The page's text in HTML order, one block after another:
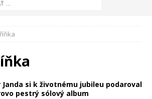
Janda si k životnému jubileu podaroval
pestrý sólový album